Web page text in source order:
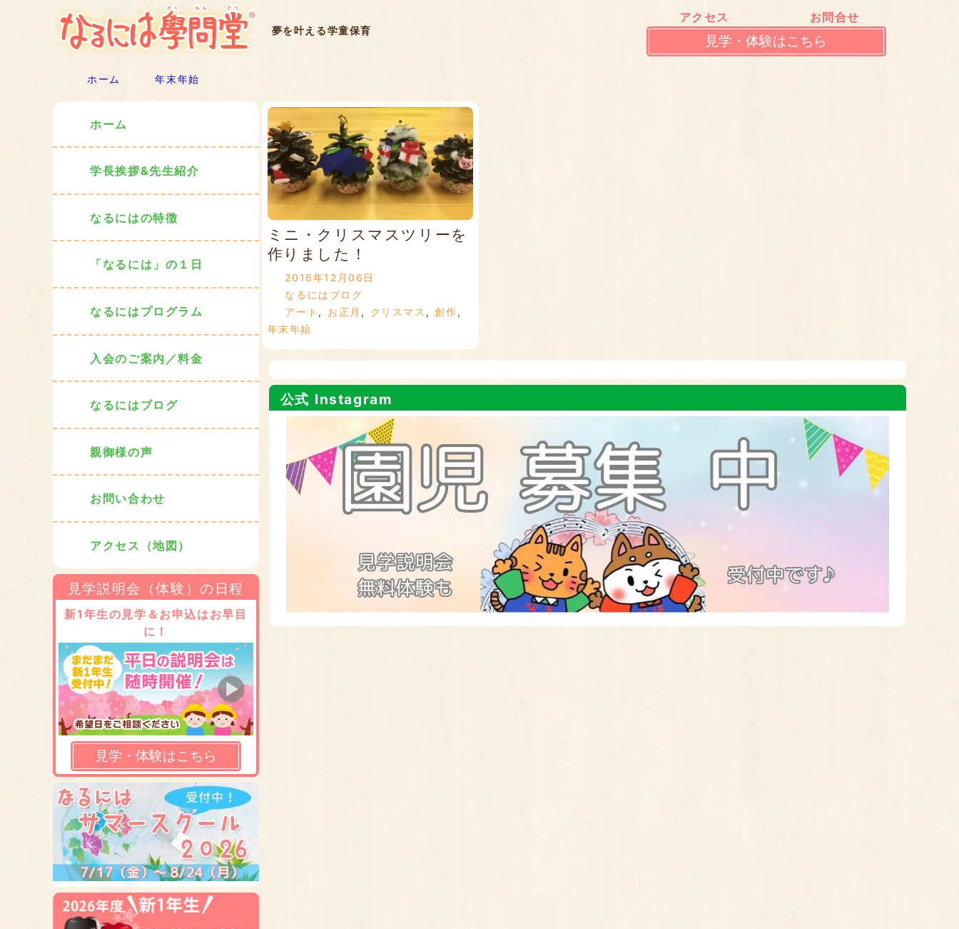
夢を叶える学童保育
アクセス お問合せ
見学・体験はこちら
ホーム 年末年始
ミニ・クリスマスツリーを
作りました！
2016年12月06日
なるにはブログ
アート , お正月 , クリスマス ,創作,
年末年始
公式 Instagram
ホーム
学長挨拶&先生紹介
なるにはの特徴
「なるには」の１日
なるにはプログラム
入会のご案内／料金
なるにはブログ
親御様の声
お問い合わせ
アクセス（地図）
見学説明会（体験）の日程
新1年生の見学＆お申込はお早目
に！
見学・体験はこちら